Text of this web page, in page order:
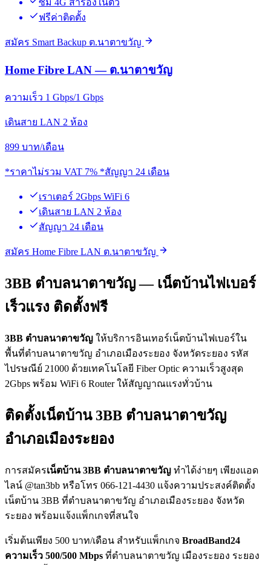
ฟรีค่าติดตั้ง
สมัคร Smart Backup ต.นาตาขวัญ
Home Fibre LAN — ต.นาตาขวัญ
ความเร็ว 1 Gbps/1 Gbps
เดินสาย LAN 2 ห้อง
899 บาท/เดือน
*ราคาไม่รวม VAT 7% *สัญญา 24 เดือน
เราเตอร์ 2Gbps WiFi 6
เดินสาย LAN 2 ห้อง
สัญญา 24 เดือน
สมัคร Home Fibre LAN ต.นาตาขวัญ
3BB ตำบลนาตาขวัญ — เน็ตบ้านไฟเบอร์
เร็วแรง ติดตั้งฟรี
3BB ตำบลนาตาขวัญ ให้บริการอินเทอร์เน็ตบ้านไฟเบอร์ใน
พื้นที่ตำบลนาตาขวัญ อำเภอเมืองระยอง จังหวัดระยอง รหัส
ไปรษณีย์ 21000 ด้วยเทคโนโลยี Fiber Optic ความเร็วสูงสุด
2Gbps พร้อม WiFi 6 Router ให้สัญญาณแรงทั่วบ้าน
ติดตั้งเน็ตบ้าน 3BB ตำบลนาตาขวัญ
อำเภอเมืองระยอง
การสมัครเน็ตบ้าน 3BB ตำบลนาตาขวัญ ทำได้ง่ายๆ เพียงแอด
ไลน์ @tan3bb หรือโทร 066-121-4430 แจ้งความประสงค์ติดตั้ง
เน็ตบ้าน 3BB ที่ตำบลนาตาขวัญ อำเภอเมืองระยอง จังหวัด
ระยอง พร้อมแจ้งแพ็กเกจที่สนใจ
เริ่มต้นเพียง 500 บาท/เดือน สำหรับแพ็กเกจ BroadBand24
ความเร็ว 500/500 Mbps ที่ตำบลนาตาขวัญ เมืองระยอง ระยอง